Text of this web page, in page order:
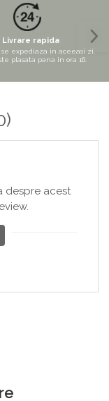
Livrare rapida
se expediaza in aceeasi zi,
plasata pana in ora 16.
despre acest